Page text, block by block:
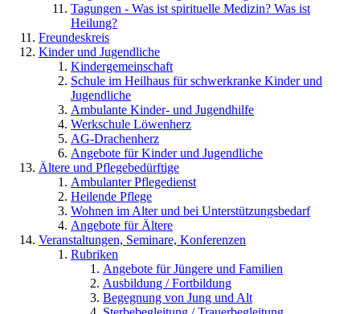
Tagungen - Was ist spirituelle Medizin? Was ist
Heilung?
Freundeskreis
Kinder und Jugendliche
Kindergemeinschaft
Schule im Heilhaus für schwerkranke Kinder und
Jugendliche
Ambulante Kinder- und Jugendhilfe
Werkschule Löwenherz
AG-Drachenherz
Angebote für Kinder und Jugendliche
Ältere und Pflegebedürftige
Ambulanter Pflegedienst
Heilende Pflege
Wohnen im Alter und bei Unterstützungsbedarf
Angebote für Ältere
Veranstaltungen, Seminare, Konferenzen
Rubriken
Angebote für Jüngere und Familien
Ausbildung / Fortbildung
Begegnung von Jung und Alt